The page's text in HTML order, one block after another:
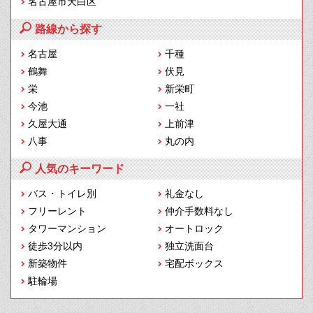
路線から探す
名古屋
千種
鶴舞
伏見
栄
新栄町
今池
一社
久屋大通
上前津
八事
丸の内
人気のキーワード
バス・トイレ別
礼金なし
フリーレント
仲介手数料なし
タワーマンション
オートロック
徒歩3分以内
独立洗面台
新築物件
宅配ボックス
駐輪場